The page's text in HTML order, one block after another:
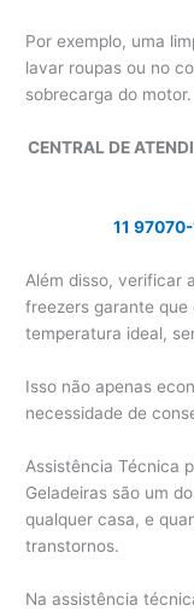
Por exemplo, uma
lavar roupas ou no
sobrecarga do motor.
CENTRAL DE
11
Além disso, verificar
freezers garante
temperatura ideal,
Isso não apenas
necessidade de
Assistência Técnica
Geladeiras são um
qualquer casa, e
transtornos.
Na assistência